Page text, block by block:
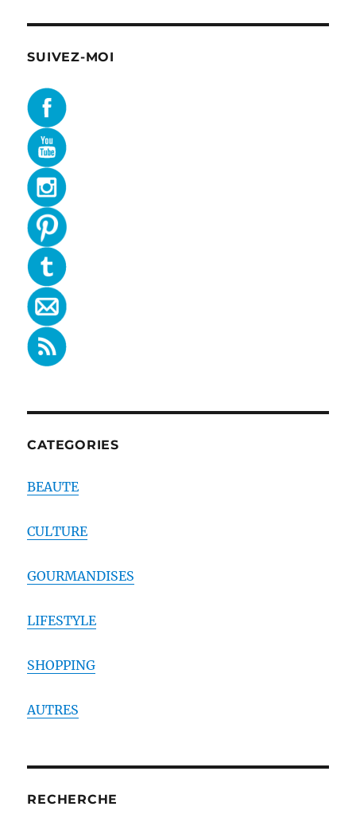
SUIVEZ-MOI
CATEGORIES
BEAUTE
CULTURE
GOURMANDISES
LIFESTYLE
SHOPPING
AUTRES
RECHERCHE